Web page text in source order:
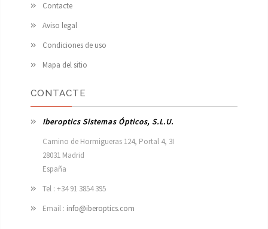
Contacte
Aviso legal
Condiciones de uso
Mapa del sitio
CONTACTE
Iberoptics Sistemas Ópticos, S.L.U.
Camino de Hormigueras 124, Portal 4, 3I
28031 Madrid
España
Tel : +34 91 3854 395
Email : info@iberoptics.com